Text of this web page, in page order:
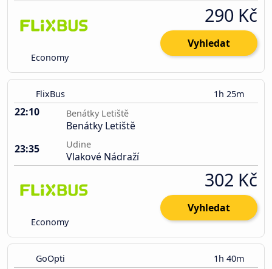
Economy
290 Kč
Vyhledat
FlixBus 1h 25m
22:10 Benátky Letiště
Benátky Letiště
23:35
Udine
Vlakové Nádraží
Economy
302 Kč
Vyhledat
GoOpti 1h 40m